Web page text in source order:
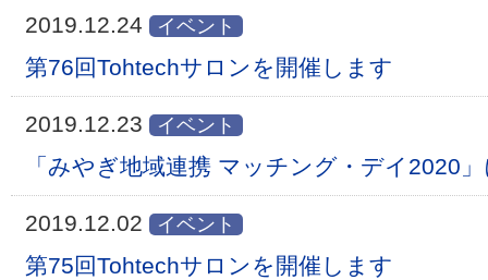
2019.12.24 イベント
第76回Tohtechサロンを開催します
2019.12.23 イベント
「みやぎ地域連携 マッチング・デイ2020
2019.12.02 イベント
第75回Tohtechサロンを開催します